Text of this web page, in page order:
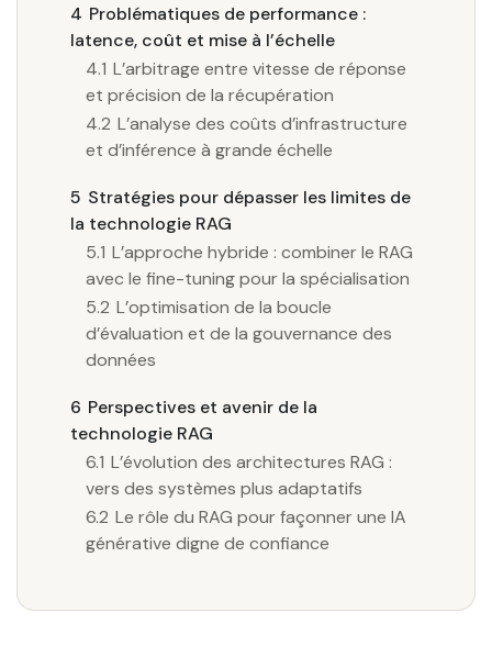
4 Problématiques de performance :
latence, coût et mise à l’échelle
4.1 L’arbitrage entre vitesse de réponse
et précision de la récupération
4.2 L’analyse des coûts d’infrastructure
et d’inférence à grande échelle
5 Stratégies pour dépasser les limites de
la technologie RAG
5.1 L’approche hybride : combiner le RAG
avec le fine-tuning pour la spécialisation
5.2 L’optimisation de la boucle
d’évaluation et de la gouvernance des
données
6 Perspectives et avenir de la
technologie RAG
6.1 L’évolution des architectures RAG :
vers des systèmes plus adaptatifs
6.2 Le rôle du RAG pour façonner une IA
générative digne de confiance